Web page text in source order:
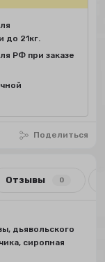
Поделиться
до 21кг.
РФ при заказе
Отзывы 0
дьявольского
сиропная